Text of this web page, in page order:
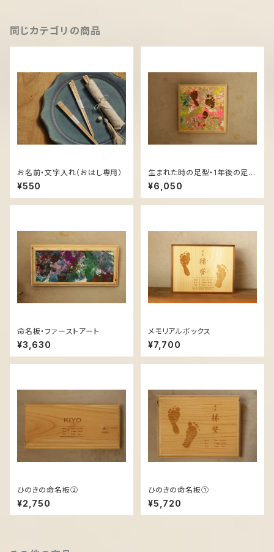
同じカテゴリの商品
お名前・文字入れ（おはし専用）
¥550
生まれた時の足型・1年後の足
型・ﾌｧｰｽﾄｱｰﾄ
¥6,050
命名板・ファーストアート
¥3,630
メモリアルボックス
¥7,700
ひのきの命名板②
¥2,750
ひのきの命名板①
¥5,720